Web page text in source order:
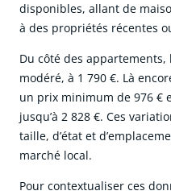
disponibles, allant de
à des propriétés récentes
Du côté des
modéré, à 1 790 €. Là
un prix minimum de 976 €
jusqu’à 2 828 €. Ces
taille, d’état et
marché local.
Pour contextualiser ces